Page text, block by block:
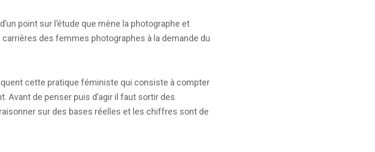
point sur l’étude que mène la photographe et
des femmes photographes à la demande du
cette pratique féministe qui consiste à compter
Avant de penser puis d’agir il faut sortir des
sur des bases réelles et les chiffres sont de